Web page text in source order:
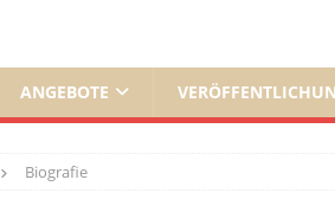
ANGEBOTE
Biografie